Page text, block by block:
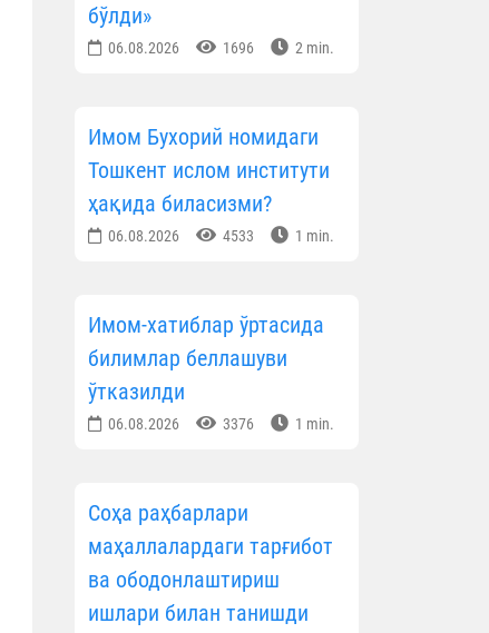
бўлди»
06.08.2026 1696 2 min.
Имом Бухорий номидаги
Тошкент ислом институти
ҳақида биласизми?
06.08.2026 4533 1 min.
Имом-хатиблар ўртасида
билимлар беллашуви
ўтказилди
06.08.2026 3376 1 min.
Соҳа раҳбарлари
маҳаллалардаги тарғибот
ва ободонлаштириш
ишлари билан танишди